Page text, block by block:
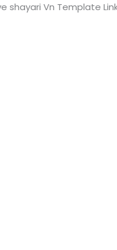
shayari Vn Template